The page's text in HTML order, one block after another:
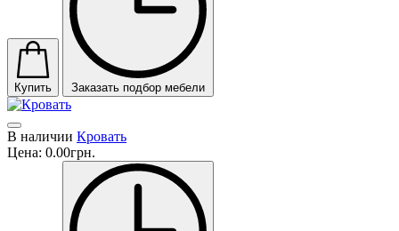
Купить Заказать подбор мебели
В наличии Кровать
Цена: 0.00грн.